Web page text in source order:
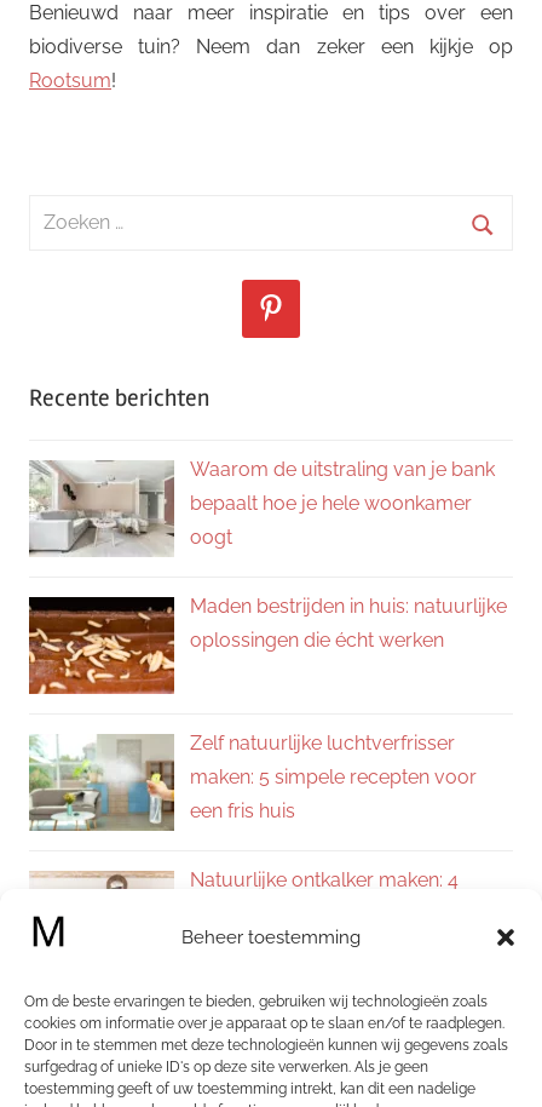
Beheer toestemming
Om de beste ervaringen te bieden, gebruiken wij technologieën zoals
cookies om informatie over je apparaat op te slaan en/of te raadplegen.
Door in te stemmen met deze technologieën kunnen wij gegevens zoals
surfgedrag of unieke ID's op deze site verwerken. Als je geen
toestemming geeft of uw toestemming intrekt, kan dit een nadelige
Benieuwd naar meer inspiratie en tips over een
biodiverse tuin? Neem dan zeker een kijkje op
Rootsum!
Zoeken
Recente berichten
Waarom de uitstraling van je bank
bepaalt hoe je hele woonkamer
oogt
Maden bestrijden in huis: natuurlijke
oplossingen die écht werken
Zelf natuurlijke luchtverfrisser
maken: 5 simpele recepten voor
een fris huis
Natuurlijke ontkalker maken: 4
kalkvrij huis
Zelf allesreiniger maken: 4
natuurlijke recepten voor een
schoon en fris huis